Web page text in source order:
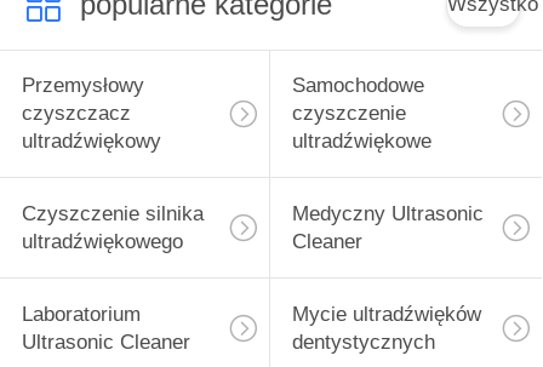
Przemysłowy
czyszczacz
ultradźwiękowy
Samochodowe
czyszczenie
ultradźwiękowe
Czyszczenie silnika
ultradźwiękowego
Medyczny Ultrasonic
Cleaner
Laboratorium
Ultrasonic Cleaner
Mycie ultradźwięków
dentystycznych